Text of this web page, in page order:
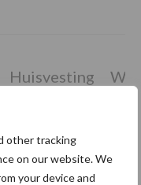
other tracking
on our website. We
your device and
Huisvesting
Brachyspira